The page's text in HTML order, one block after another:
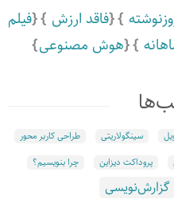
فاقد ارزش
فیلم
هوش مصنوعی
سینگولاریتی
طراحی کاربر محور
پروداکت دیزاین
چرا بنویسیم؟
گزارش‌نویسی